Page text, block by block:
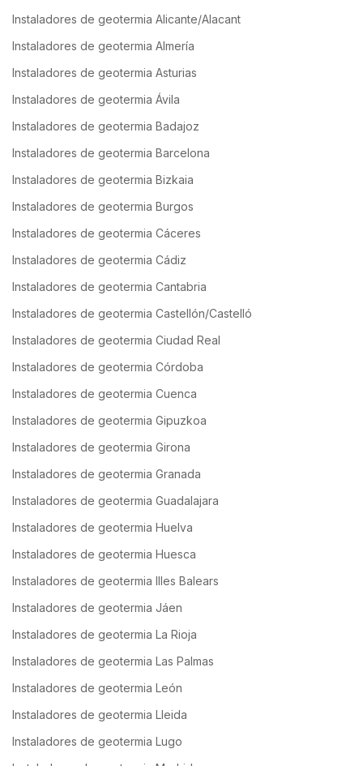
Instaladores de geotermia Alicante/Alacant
Instaladores de geotermia Almería
Instaladores de geotermia Asturias
Instaladores de geotermia Ávila
Instaladores de geotermia Badajoz
Instaladores de geotermia Barcelona
Instaladores de geotermia Bizkaia
Instaladores de geotermia Burgos
Instaladores de geotermia Cáceres
Instaladores de geotermia Cádiz
Instaladores de geotermia Cantabria
Instaladores de geotermia Castellón/Castelló
Instaladores de geotermia Ciudad Real
Instaladores de geotermia Córdoba
Instaladores de geotermia Cuenca
Instaladores de geotermia Gipuzkoa
Instaladores de geotermia Girona
Instaladores de geotermia Granada
Instaladores de geotermia Guadalajara
Instaladores de geotermia Huelva
Instaladores de geotermia Huesca
Instaladores de geotermia Illes Balears
Instaladores de geotermia Jáen
Instaladores de geotermia La Rioja
Instaladores de geotermia Las Palmas
Instaladores de geotermia León
Instaladores de geotermia Lleida
Instaladores de geotermia Lugo